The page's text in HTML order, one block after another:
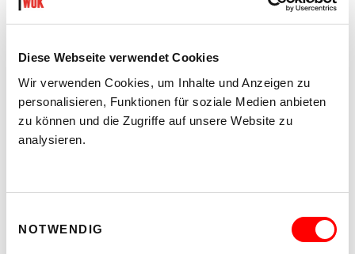
Diese Webseite verwendet Cookies
Wir verwenden Cookies, um Inhalte und Anzeigen zu
personalisieren, Funktionen für soziale Medien anbieten
zu können und die Zugriffe auf unsere Website zu
analysieren.
NOTWENDIG
PLATZKONZERTE 2026
Di 11.8.2026
20.30
Hof